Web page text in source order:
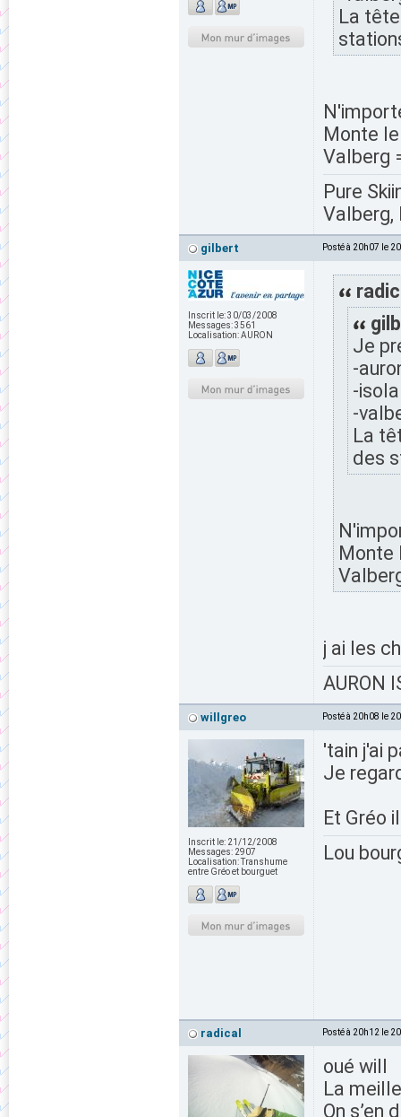
La
Monte
Valberg
Pure
Valberg,
gilbert Posté à 20h07 le
Inscrit le:30/03/2008
Messages:3561
Localisation:AURON
Je
-
-
-
La
des
Monte
j ai les
AURON
willgreo Posté à 20h08 le
Inscrit le: 21/12/2008
Messages: 2907
Localisation:Transhume
entre Gréo et bourguet
'tain j'ai
Je
Et Gréo
Lou
radical Posté à 20h12 le
oué will
La
On s’en